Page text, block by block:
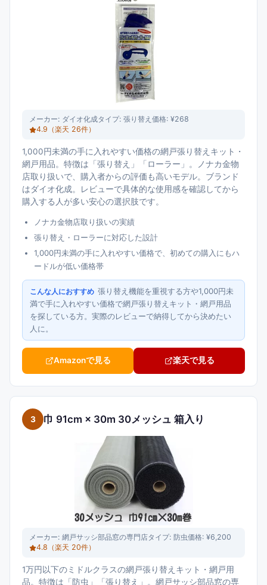
メーカー: ダイオ化成タイプ: 張り替え 価格: ¥268
4.9 （楽天 26件）
1,000円未満の手に入れやすい価格の網戸張り替えキット・
網戸用品。特徴は「張り替え」「ローラー」。ノナカ金物
店取り扱いで、購入者からの評価も高いモデル。ブランド
はダイオ化成。レビューで具体的な使用感を確認してから
購入する人が多い安心の選択肢です。
ノナカ金物店取り扱いの実績
張り替え・ローラーに対応した設計
1,000円未満の手に入れやすい価格で、初めての購入にもハ
ードルが低い価格帯
こんな人におすすめ 張り替え機能を重視する方や1,000円未
満で手に入れやすい価格で網戸張り替えキット・網戸用品
を探している方。実際のレビューで納得してから決めたい
人に。
Amazonで見る 楽天で見る
3 巾 91cm × 30m 30メッシュ 箱入り
メーカー: 網戸サッシ部品窓の専門店タイプ: 防虫価格: ¥6,200
4.8 （楽天 20件）
1万円以下のミドルクラスの網戸張り替えキット・網戸用
品。特徴は「防虫」「張り替え」。網戸サッシ部品窓の専